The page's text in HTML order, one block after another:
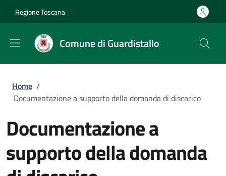
Regione Toscana
Comune di Guardistallo
Briciole di pane
Home /
Documentazione a supporto della domanda di discarico
Documentazione a
supporto della domanda